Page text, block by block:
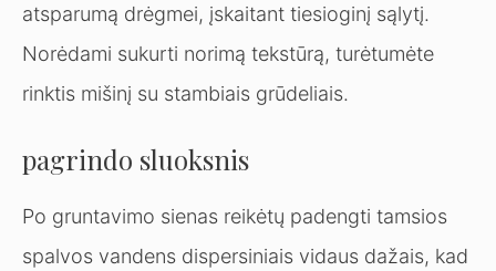
atsparumą drėgmei, įskaitant tiesioginį sąlytį.
Norėdami sukurti norimą tekstūrą, turėtumėte
rinktis mišinį su stambiais grūdeliais.
pagrindo sluoksnis
Po gruntavimo sienas reikėtų padengti tamsios
spalvos vandens dispersiniais vidaus dažais, kad